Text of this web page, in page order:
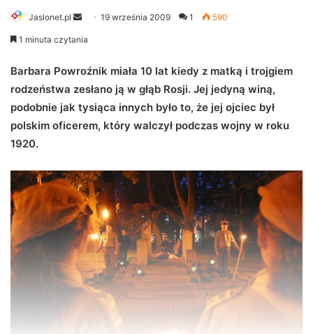
Jaslonet.pl
e
d
a
i
l
19 września 2009 1 590
1 minuta czytania
Barbara Powroźnik miała 10 lat kiedy z matką i trojgiem
rodzeństwa zesłano ją w głąb Rosji. Jej jedyną winą,
podobnie jak tysiąca innych było to, że jej ojciec był
polskim oficerem, który walczył podczas wojny w roku
1920.